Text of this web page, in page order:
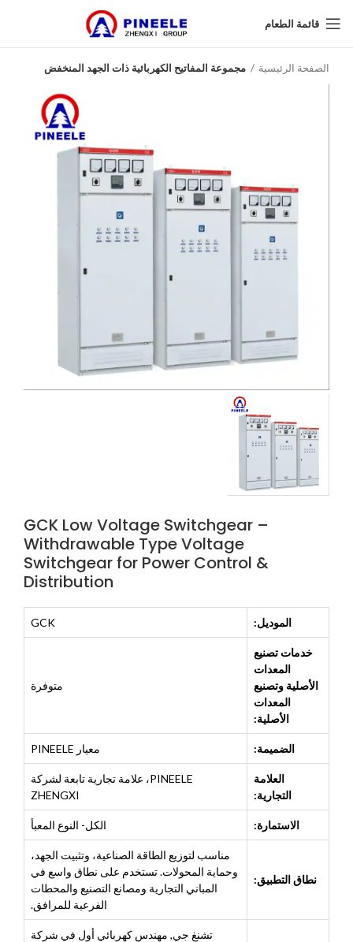
قائمة الطعام
الصفحة الرئيسية مجموعة المفاتيح الكهربائية ذات الجهد المنخفض
GCK Low Voltage Switchgear –
Withdrawable Type Voltage
Switchgear for Power Control &
Distribution
الموديل: GCK
خدمات تصنيع
المعدات
الأصلية وتصنيع
المعدات
الأصلية:
متوفرة
الضميمة: معيار PINEELE
العلامة
التجارية:
PINEELE، علامة تجارية تابعة لشركة
ZHENGXI
الاستمارة: الكل- النوع المعبأ
نطاق التطبيق:
مناسب لتوزيع الطاقة الصناعية، وتثبيت الجهد،
وحماية المحولات. تستخدم على نطاق واسع في
المباني التجارية ومصانع التصنيع والمحطات
الفرعية للمرافق.
تشنغ جي, مهندس كهربائي أول في شركة